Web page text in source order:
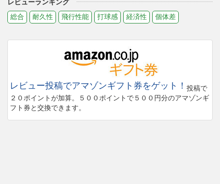
レビューランキング
総合
耐久性 飛行性能 打球感 経済性 個体差
レビュー投稿でアマゾンギフト券をゲット！ 投稿で
２０ポイントが加算。５００ポイントで５００円分のアマゾンギ
フト券と交換できます。